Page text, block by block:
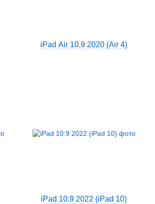
iPad Air 10.9 2020 (Air 4)
iPad 10.9 2022 (iPad 10)